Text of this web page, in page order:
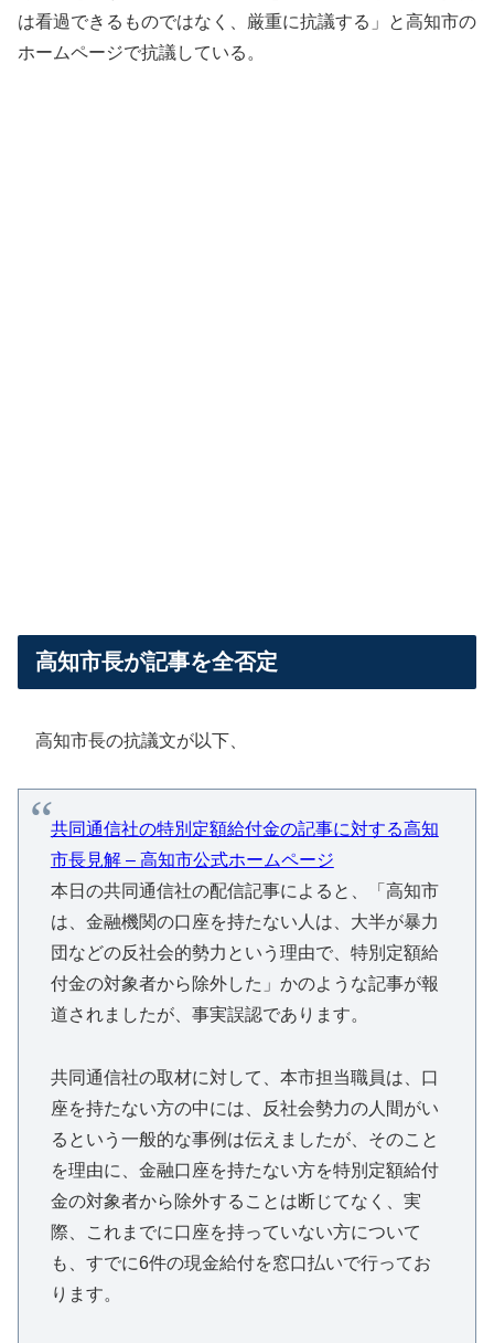
は看過できるものではなく、厳重に抗議する」と高知市の
ホームページで抗議している。
高知市長が記事を全否定
高知市長の抗議文が以下、
共同通信社の特別定額給付金の記事に対する高知
市長見解 – 高知市公式ホームページ
本日の共同通信社の配信記事によると、「高知市
は、金融機関の口座を持たない人は、大半が暴力
団などの反社会的勢力という理由で、特別定額給
付金の対象者から除外した」かのような記事が報
道されましたが、事実誤認であります。
共同通信社の取材に対して、本市担当職員は、口
座を持たない方の中には、反社会勢力の人間がい
るという一般的な事例は伝えましたが、そのこと
を理由に、金融口座を持たない方を特別定額給付
金の対象者から除外することは断じてなく、実
際、これまでに口座を持っていない方について
も、すでに6件の現金給付を窓口払いで行ってお
ります。